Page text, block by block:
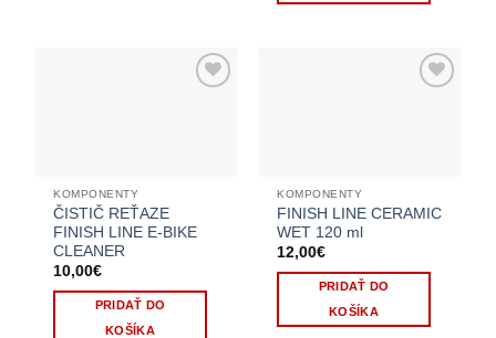
KOMPONENTY
ČISTIČ REŤAZE
FINISH LINE E-BIKE
CLEANER
10,00€
PRIDAŤ DO
KOŠÍKA
KOMPONENTY
FINISH LINE CERAMIC
WET 120 ml
12,00€
PRIDAŤ DO
KOŠÍKA